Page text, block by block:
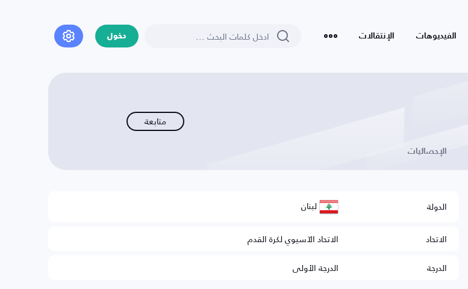
الفيديوهات الإنتقالات دخول
متابعة
الإحصائيات
الدولة لبنان
الاتحاد
الاتحاد الآسيوي لكرة القدم
الدرجة
الدرجة الأولى